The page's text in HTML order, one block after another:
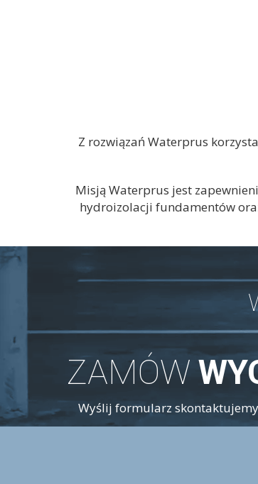
Z rozwiązań Waterprus
Misją Waterprus jest
hydroizolacji fundamentów
ZAMÓW
Wyślij formularz